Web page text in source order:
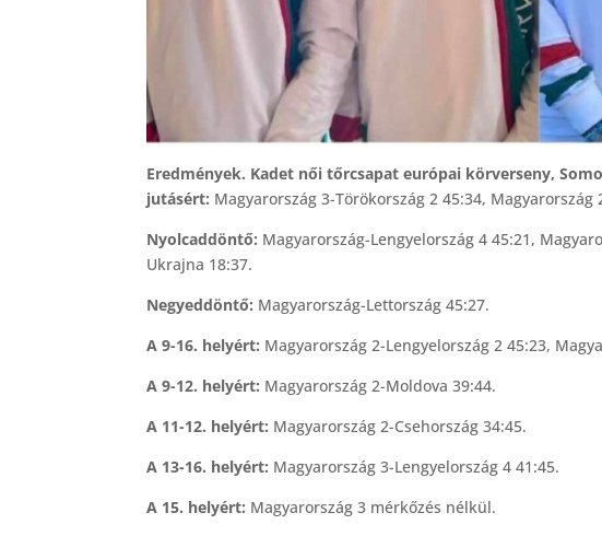
Eredmények. Kadet női tőrcsapat európai körverseny,
jutásért: Magyarország 3-Törökország 2 45:34, Magyarország
Nyolcaddöntő: Magyarország-Lengyelország 4 45:21,
Ukrajna 18:37.
Negyeddöntő: Magyarország-Lettország 45:27.
A 9-16. helyért: Magyarország 2-Lengyelország 2 45:23,
A 9-12. helyért: Magyarország 2-Moldova 39:44.
A 11-12. helyért: Magyarország 2-Csehország 34:45.
A 13-16. helyért: Magyarország 3-Lengyelország 4 41:45.
A 15. helyért: Magyarország 3 mérkőzés nélkül.